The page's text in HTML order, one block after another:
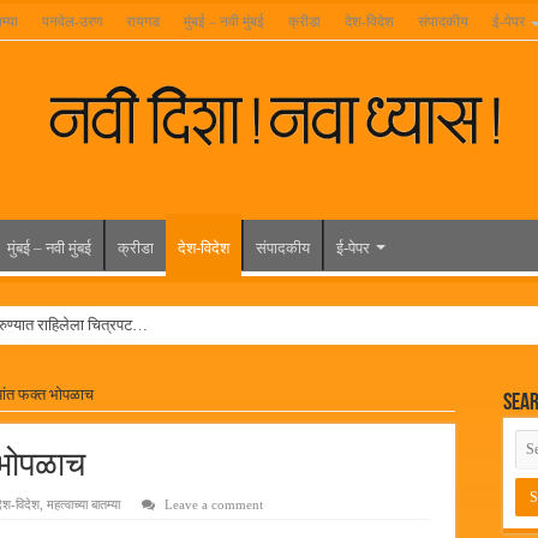
पनवेल-उरण रायगड मुंबई – नवी मुंबई क्रीडा देश-विदेश संपादकीय ई-पेपर
मुंबई – नवी मुंबई क्रीडा देश-विदेश संपादकीय ई-पेपर
राहिलेला चित्रपट…
-आमदार रविशेठ पाटील
जाहीर
फक्त भोपळाच
विदेश महत्वाच्या बातम्या Leave a comment